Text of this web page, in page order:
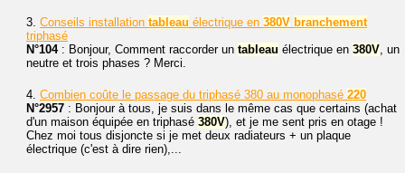
3. Conseils installation tableau électrique en 380V branchement
triphasé
N°104: Bonjour, Comment raccorder un tableau électrique en 380V, un
neutre et trois phases ? Merci.
4. Combien coûte le passage du triphasé 380 au monophasé 220
N°2957 : Bonjour à tous, je suis dans le même cas que certains (achat
d'un maison équipée en triphasé 380V), et je me sent pris en otage !
Chez moi tous disjoncte si je met deux radiateurs + un plaque
électrique (c'est à dire rien),...